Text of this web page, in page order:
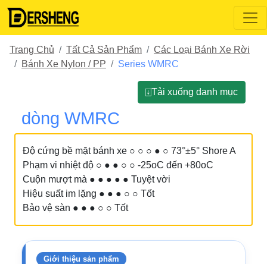
Trang Chủ Tất Cả Sản Phẩm
Các Loại Bánh Xe Rời
Bánh Xe Nylon / PP
Series WMRC
⍗Tải xuống danh mục
dòng WMRC
Độ cứng bề mặt bánh xe ○ ○ ○ ● ○ 73°±5° Shore A
Phạm vi nhiệt độ ○ ● ● ○ ○ -25oC đến +80oC
Cuộn mượt mà ● ● ● ● ● Tuyệt vời
Hiệu suất im lặng ● ● ● ○ ○ Tốt
Bảo vệ sàn ● ● ● ○ ○ Tốt
Giới thiệu sản phẩm